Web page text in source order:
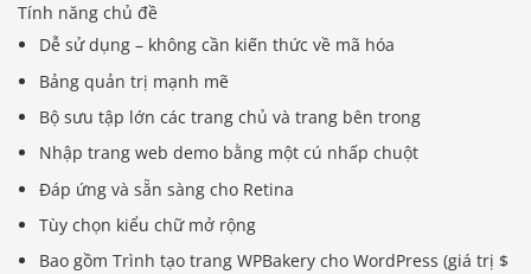
Tính năng chủ đề
Dễ sử dụng – không cần kiến ​​thức về mã hóa
Bảng quản trị mạnh mẽ
Bộ sưu tập lớn các trang chủ và trang bên trong
Nhập trang web demo bằng một cú nhấp chuột
Đáp ứng và sẵn sàng cho Retina
Tùy chọn kiểu chữ mở rộng
Bao gồm Trình tạo trang WPBakery cho WordPress (giá trị $